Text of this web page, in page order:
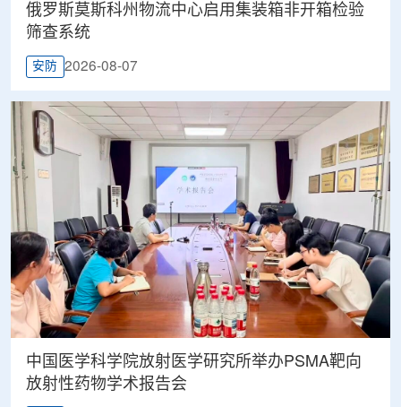
俄罗斯莫斯科州物流中心启用集装箱非开箱检验
筛查系统
安防 2026-08-07
中国医学科学院放射医学研究所举办PSMA靶向
放射性药物学术报告会